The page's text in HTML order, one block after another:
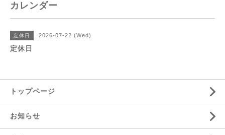
カレンダー
定休日 2026-07-22 (Wed)
定休日
トップページ
お知らせ